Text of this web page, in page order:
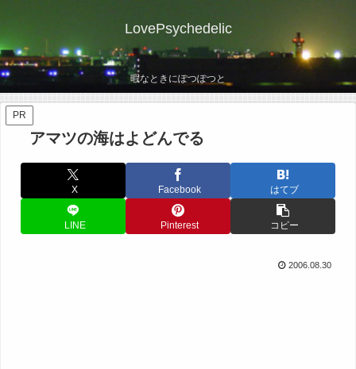
LovePsychedelic
暇なときにぽつぽつと
PR
アマツの海はよどんでる
X Facebook はてブ
LINE Pinterest コピー
2006.08.30